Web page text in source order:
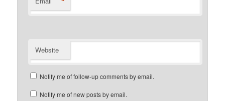
Website
Notify me of follow-up comments by email.
Notify me of new posts by email.